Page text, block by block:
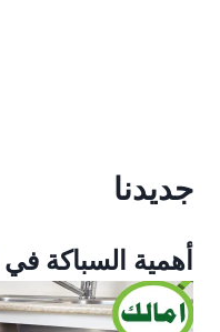
جديدنا
أهمية السباكة في